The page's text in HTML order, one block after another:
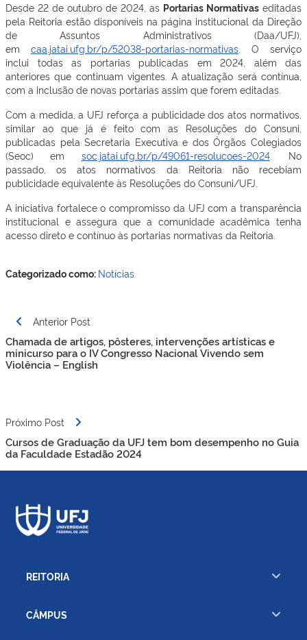
Desde 22 de outubro de 2024, as Portarias Normativas editadas
pela Reitoria estão disponíveis na página institucional da Direção
de Assuntos Administrativos (Daa/UFJ),
em caa.jatai.ufg.br/p/52038-portarias-normativas . O serviço
inclui todas as portarias publicadas em 2024, além das
anteriores que continuam vigentes. A atualização será contínua,
com a inclusão de novas portarias assim que forem editadas.
Com a medida, a UFJ reforça a publicidade dos atos normativos,
similar ao que já é feito com as Resoluções do Consuni,
publicadas pela Secretaria Executiva e dos Órgãos Colegiados
(Seoc) em soc.jatai.ufg.br/p/49061-resolucoes-2024. No
passado, os atos normativos da Reitoria não recebiam
publicidade equivalente às Resoluções do Consuni/UFJ.
A iniciativa fortalece o compromisso da UFJ com a transparência
institucional e assegura que a comunidade acadêmica tenha
acesso direto e contínuo às portarias normativas da Reitoria.
Categorizado como: Notícias
Navegação
de
Post
Anterior Post
Chamada de artigos, pôsteres, intervenções artísticas e
minicurso para o IV Congresso Nacional Vivendo sem
Violência – English
Próximo Post
Cursos de Graduação da UFJ tem bom desempenho no Guia
da Faculdade Estadão 2024
REITORIA
CÂMPUS